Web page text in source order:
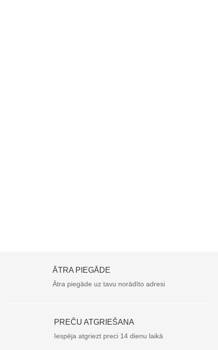
ĀTRA PIEGĀDE
Ātra piegāde uz tavu norādīto adresi
PREČU ATGRIEŠANA
Iespēja atgriezt preci 14 dienu laikā